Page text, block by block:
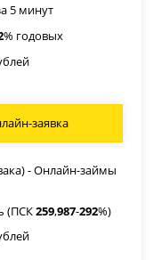
5 минут
% годовых
заявка
- Онлайн-займы
(ПСК259,987-292%)